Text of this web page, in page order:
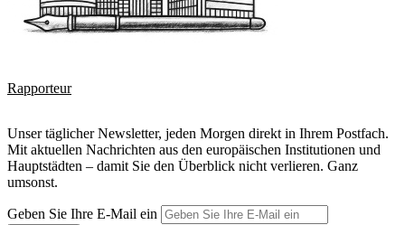
Rapporteur
Unser täglicher Newsletter, jeden Morgen direkt in Ihrem Postfach.
Mit aktuellen Nachrichten aus den europäischen Institutionen und
Hauptstädten – damit Sie den Überblick nicht verlieren. Ganz
umsonst.
Geben Sie Ihre E-Mail ein